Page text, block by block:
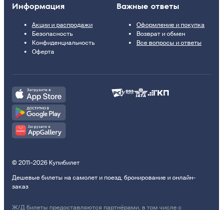
Информация
Акции и распродажи
Безопасность
Конфиденциальность
Оферта
Важные ответы
Оформление и покупка
Возврат и обмен
Все вопросы и ответы
© 2011–2026 Купибилет
Дешевые билеты на самолет и поезд, бронирование и онлайн-
заказ
Ж/Д билеты предоставляются партнёрами, в том числе с